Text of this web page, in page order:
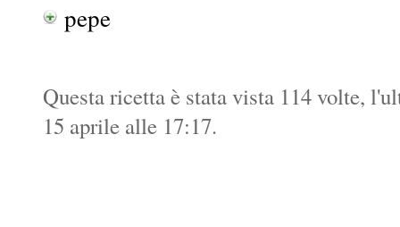
pepe
Questa ricetta è stata vista 114 volte,
15 aprile alle 17:17.